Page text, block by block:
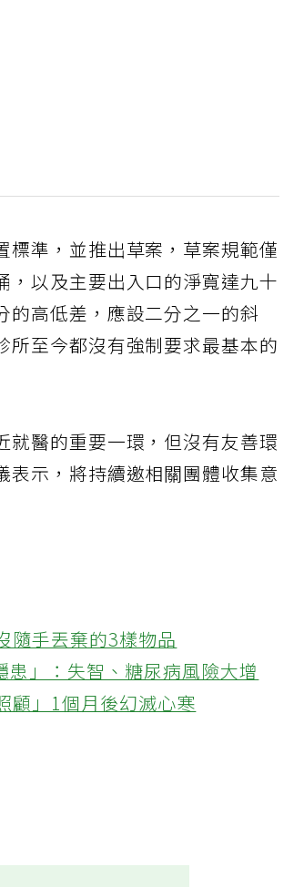
準，並推出草案，草案規範僅
以及主要出入口的淨寬達九十
高低差，應設二分之一的斜
至今都沒有強制要求最基本的
醫的重要一環，但沒有友善環
示，將持續邀相關團體收集意
隨手丟棄的3樣物品
」：失智、糖尿病風險大增
顧」1個月後幻滅心寒